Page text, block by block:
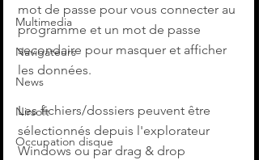
Multimedia
Navigateurs
News
Nirsoft
Occupation disque
mot de passe pour vous connecter au
programme et un mot de passe
secondaire pour masquer et afficher
les données.
Les fichiers/dossiers peuvent être
sélectionnés depuis l'explorateur
Windows ou par drag & drop